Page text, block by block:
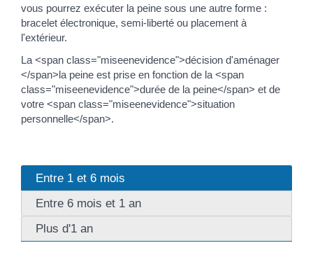
vous pourrez exécuter la peine sous une autre forme :
bracelet électronique, semi-liberté ou placement à
l'extérieur.
La <span class="miseenevidence">décision d'aménager
</span>la peine est prise en fonction de la <span
class="miseenevidence">durée de la peine</span> et de
votre <span class="miseenevidence">situation
personnelle</span>.
Entre 1 et 6 mois
Entre 6 mois et 1 an
Plus d'1 an